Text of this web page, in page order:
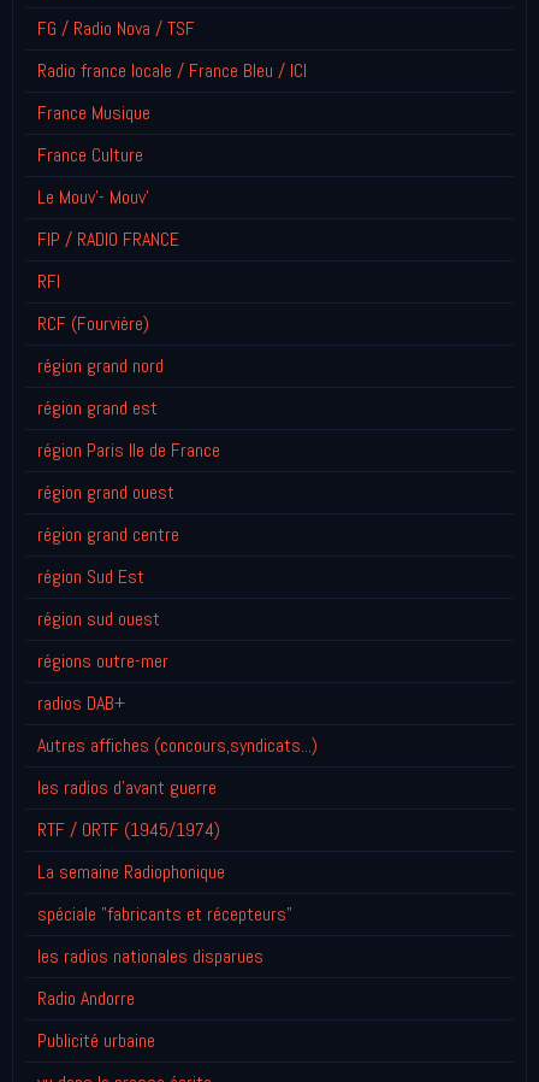
FG / Radio Nova / TSF
Radio france locale / France Bleu / ICI
France Musique
France Culture
Le Mouv'- Mouv'
FIP / RADIO FRANCE
RFI
RCF (Fourvière)
région grand nord
région grand est
région Paris Ile de France
région grand ouest
région grand centre
région Sud Est
région sud ouest
régions outre-mer
radios DAB+
Autres affiches (concours,syndicats...)
les radios d'avant guerre
RTF / ORTF (1945/1974)
La semaine Radiophonique
spéciale "fabricants et récepteurs"
les radios nationales disparues
Radio Andorre
Publicité urbaine